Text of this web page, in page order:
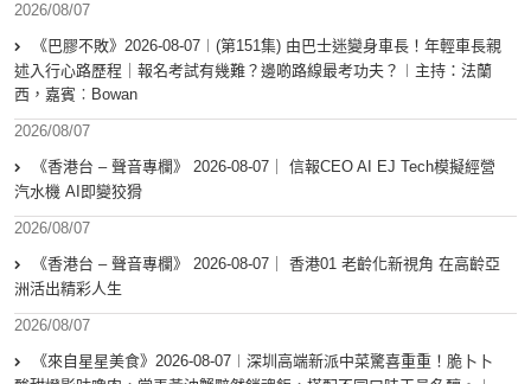
2026/08/07
《巴膠不敗》2026-08-07︱(第151集) 由巴士迷變身車長！年輕車長親
述入行心路歷程｜報名考試有幾難？邊啲路線最考功夫？︱主持：法蘭
西，嘉賓︰Bowan
2026/08/07
《香港台 – 聲音專欄》 2026-08-07｜ 信報CEO AI EJ Tech模擬經營
汽水機 AI即變狡猾
2026/08/07
《香港台 – 聲音專欄》 2026-08-07｜ 香港01 老齡化新視角 在高齡亞
洲活出精彩人生
2026/08/07
《來自星星美食》2026-08-07︱深圳高端新派中菜驚喜重重！脆卜卜